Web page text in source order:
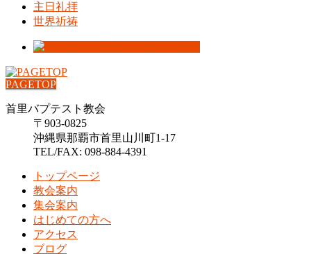
主日礼拝
世界祈祷
PAGETOP
首里バプテスト教会
〒903-0825
沖縄県那覇市首里山川町1-17
TEL/FAX: 098-884-4391
トップページ
教会案内
集会案内
はじめての方へ
アクセス
ブログ